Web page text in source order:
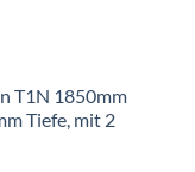
T1N 1850mm
Tiefe, mit 2